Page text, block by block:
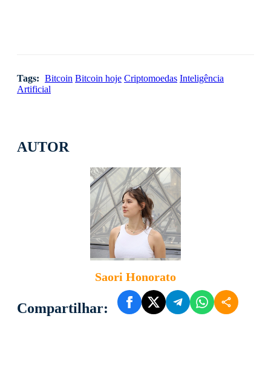
AUTOR
Saori Honorato
Compartilhar:
Tags: Bitcoin Bitcoin hoje Criptomoedas Inteligência
Artificial